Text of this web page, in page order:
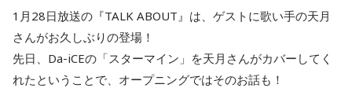
1月28日放送の『TALK ABOUT』は、ゲストに歌い手の天月
さんがお久しぶりの登場！
先日、Da-iCEの「スターマイン」を天月さんがカバーしてく
れたということで、オープニングではそのお話も！